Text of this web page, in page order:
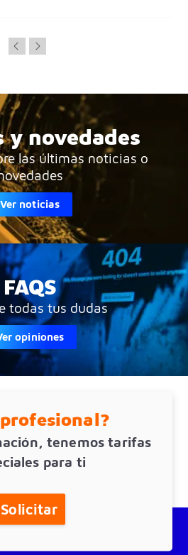
y novedades
las últimas noticias o
Ver noticias
FAQS
todas tus dudas
opiniones
profesional?
tenemos tarifas
para ti
Solicitar